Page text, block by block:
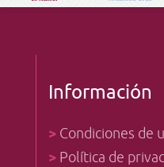
Información
> Condiciones de
> Política de